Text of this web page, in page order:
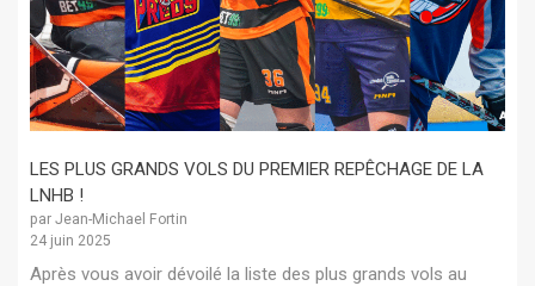
LES PLUS GRANDS VOLS DU PREMIER REPÊCHAGE DE LA
LNHB !
par Jean-Michael Fortin
24 juin 2025
Après vous avoir dévoilé la liste des plus grands vols au